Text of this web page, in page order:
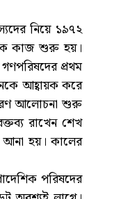
নিয়ে ১৯৭২
কাজ শুরু হয়।
প্রথম
আহ্বায়ক করে
আলোচনা শুরু
রাখেন শেখ
আনা হয়। কালের
পরিষদের